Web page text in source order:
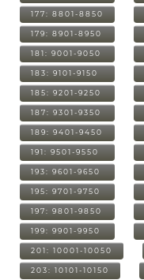
177: 8801-8850
179: 8901-8950
181: 9001-9050
183: 9101-9150
185: 9201-9250
187: 9301-9350
189: 9401-9450
191: 9501-9550
193: 9601-9650
195: 9701-9750
197: 9801-9850
199: 9901-9950
201: 10001-10050
203: 10101-10150